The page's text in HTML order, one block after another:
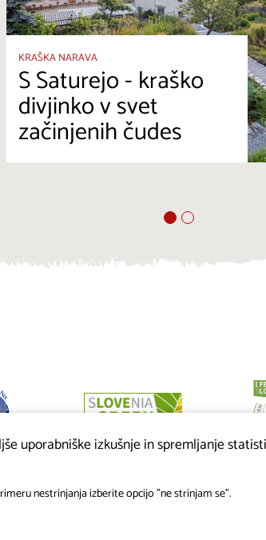
KRAŠKA NARAVA
S Saturejo - kraško
divjinko v svet
začinjenih čudes
uporabniške izkušnje in spremljanje
nestrinjanja izberite opcijo "ne strinjam se".